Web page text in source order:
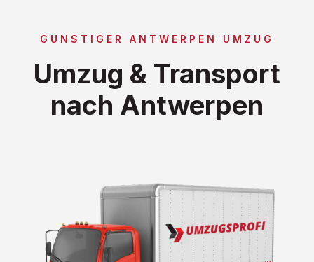
GÜNSTIGER ANTWERPEN UMZUG
Umzug & Transport
nach Antwerpen